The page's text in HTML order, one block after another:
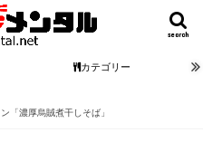
search
カテゴリー
「濃厚烏賊煮干しそば」